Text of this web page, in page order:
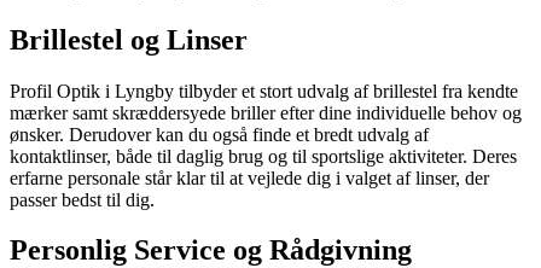
Brillestel og Linser
Profil Optik i Lyngby tilbyder et stort udvalg af brillestel fra kendte
mærker samt skræddersyede briller efter dine individuelle behov og
ønsker. Derudover kan du også finde et bredt udvalg af
kontaktlinser, både til daglig brug og til sportslige aktiviteter. Deres
erfarne personale står klar til at vejlede dig i valget af linser, der
passer bedst til dig.
Personlig Service og Rådgivning